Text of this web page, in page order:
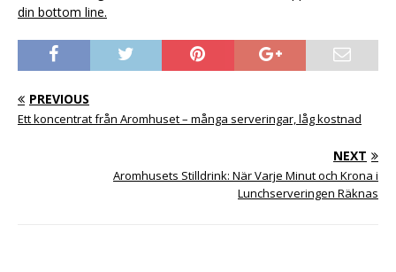
din bottom line.
PREVIOUS
Ett koncentrat från Aromhuset – många serveringar, låg kostnad
NEXT
Aromhusets Stilldrink: När Varje Minut och Krona i
Lunchserveringen Räknas